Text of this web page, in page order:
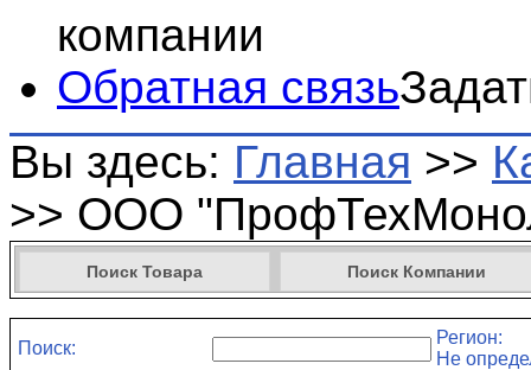
компании
Обратная связь
Вы здесь: Главная >>
>> ООО
Поиск Товара Поиск Компании
Поиск:
Регион:
Не